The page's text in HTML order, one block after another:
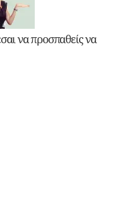
να προσπαθείς να